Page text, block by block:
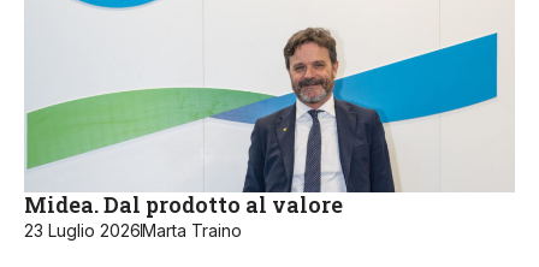
Midea. Dal prodotto al valore
23 Luglio 2026Marta Traino